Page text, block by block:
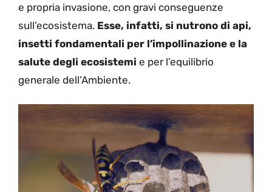
e propria invasione, con gravi conseguenze
sull’ecosistema. Esse, infatti, si nutrono di api,
insetti fondamentali per l’impollinazione e la
salute degli ecosistemi e per l’equilibrio
generale dell’Ambiente.